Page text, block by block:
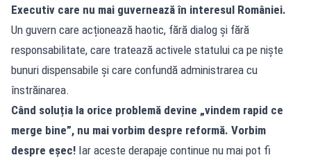
Executiv care nu mai guvernează în interesul României.
Un guvern care acționează haotic, fără dialog și fără
responsabilitate, care tratează activele statului ca pe niște
bunuri dispensabile și care confundă administrarea cu
înstrăinarea.
Când soluția la orice problemă devine „vindem rapid ce
merge bine”, nu mai vorbim despre reformă. Vorbim
despre eșec! Iar aceste derapaje continue nu mai pot fi